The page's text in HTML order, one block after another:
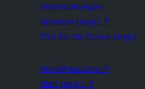
Veranstaltungen
Spenden (engl.) ↗
Five for the Future (engl.)
WordPress.com ↗
Matt (engl.) ↗